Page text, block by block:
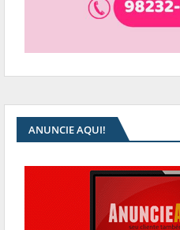
ANUNCIE AQUI!